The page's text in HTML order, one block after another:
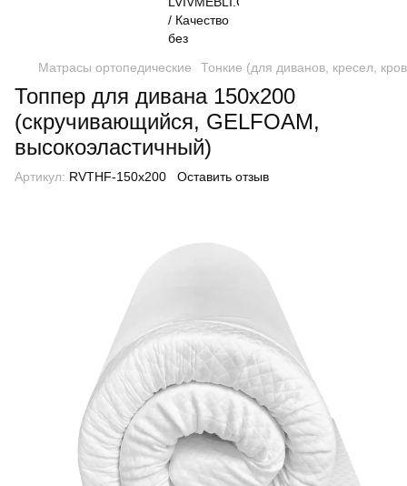
Матрасы ортопедические Тонкие (для диванов, кресел,
Топпер для дивана 150x200
(скручивающийся, GELFOAM,
высокоэластичный)
Артикул: RVTHF-150x200 Оставить отзыв